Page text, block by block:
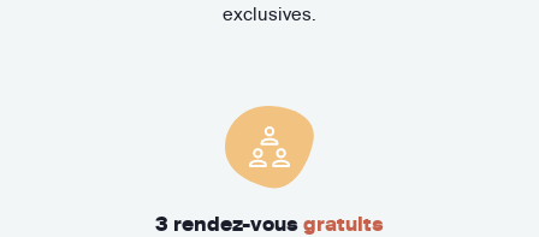
exclusives.
3 rendez-vous gratuits